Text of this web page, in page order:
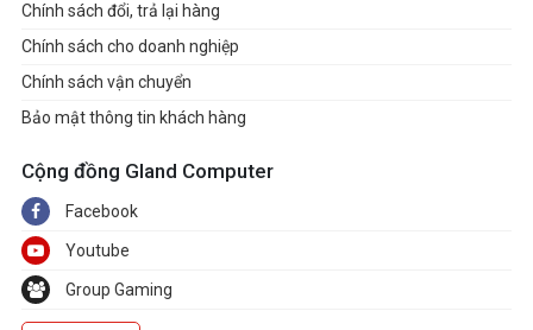
Chính sách đổi, trả lại hàng
Chính sách cho doanh nghiệp
Chính sách vận chuyển
Bảo mật thông tin khách hàng
Cộng đồng Gland Computer
Facebook
Youtube
Group Gaming